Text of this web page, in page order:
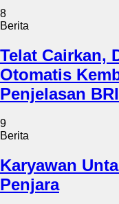
8
Berita
Telat Cairkan,
Otomatis
Penjelasan
9
Berita
Karyawan
Penjara